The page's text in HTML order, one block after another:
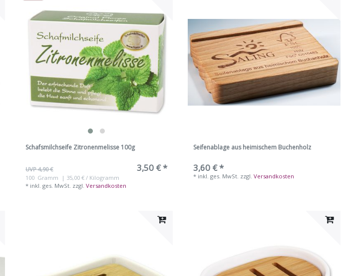
Schafsmilchseife Zitronenmelisse 100g
UVP 4,90 € 3,50 € *
100 Gramm
| 35,00 € / Kilogramm
* inkl. ges. MwSt. zzgl.Versandkosten
Seifenablage aus heimischem Buchenholz
3,60 € *
* inkl. ges. MwSt. zzgl.Versandkosten